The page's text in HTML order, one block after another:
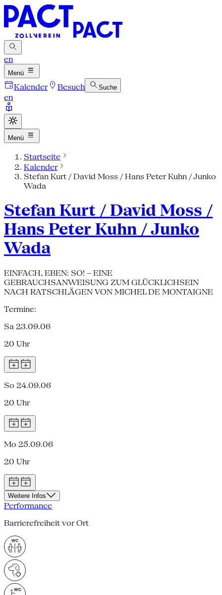
en
Menü
Kalender Besuch Suche
en
Menü
Startseite
Kalender
Stefan Kurt / David Moss / Hans Peter Kuhn / Junko
Wada
Stefan Kurt / David Moss /
Hans Peter Kuhn / Junko
Wada
EINFACH, EBEN: SO! – EINE
GEBRAUCHSANWEISUNG ZUM GLÜCKLICHSEIN
NACH RATSCHLÄGEN VON MICHEL DE MONTAIGNE
Termine:
Sa 23.09.06
20 Uhr
So 24.09.06
20 Uhr
Mo 25.09.06
20 Uhr
Weitere Infos
Performance
Barrierefreiheit vor Ort